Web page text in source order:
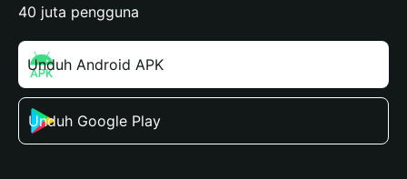
40 juta pengguna
Unduh Android APK
Unduh Google Play